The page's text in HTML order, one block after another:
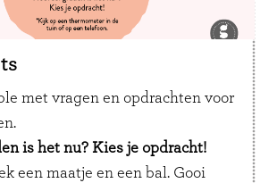
met vragen en opdrachten voor
is het nu? Kies je opdracht!
een maatje en een bal. Gooi